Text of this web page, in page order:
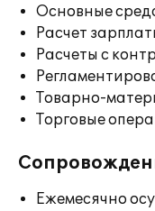
Основные
Расчет
Расчеты с
Товарно-
Торговые
Ежемесячно